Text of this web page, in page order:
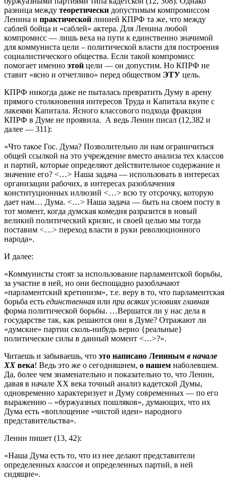
разница между теоретически допустимым компромиссом
Ленина и практической линией КПРФ та же, что между
саблей бойца и «саблей» актера. Для Ленина любой
компромисс — лишь веха на пути к единственно значимой
для коммуниста цели – политической власти для построения
социалистического общества. Если такой компромисс
помогает именно этой цели — он допустим. Но КПРФ не
ставит «ясно и отчетливо» перед обществом ЭТУ цель.
КПРФ никогда даже не пыталась превратить Думу в арену
прямого столкновения интересов Труда и Капитала вкупе с
лакеями Капитала. Ясного классового подхода фракция
КПРФ в Думе не проявила. А ведь Ленин писал (12,382 и
далее — 311):
«Что такое Гос. Дума? Позволительно ли нам ограничиться
общей ссылкой на это учреждение вместо анализа тех классов
и партий, которые определяют действительное содержание и
значение его? <…> Наша задача — использовать в интересах
организации рабочих, в интересах разоблачения
конституционных иллюзий <…> всю ту отсрочку, которую
дает нам… Дума. <…> Наша задача — быть на своем посту в
тот момент, когда думская комедия разразится в новый
великий политический кризис, и своей целью мы тогда
поставим <…> переход власти в руки революционного
народа».
И далее:
«Коммунисты стоят за использование парламентской борьбы,
за участие в ней, но они беспощадно разоблачают
«парламентский кретинизм», т.е. веру в то, что парламентская
борьба есть единственная или при всяких условиях главная
форма политической борьбы. …Вершатся ли у нас дела в
государстве так, как решаются они в Думе? Отражают ли
«думские» партии сколь-нибудь верно {реальные}
политические силы в данный момент <…>?».
Читаешь и забываешь, что это написано Лениным в начале
ХХ века! Ведь это же о сегодняшнем, о нашем наболевшем.
Да, более чем знаменательно и показательно то, что Ленин,
давая в начале ХХ века точный анализ кадетской Думы,
одновременно характеризует и Думу современных — по его
выражению – «буржуазных пошляков», думающих, что их
Дума есть «воплощение «чистой идеи» народного
представительства».
Ленин пишет (13, 42):
«Наша Дума есть то, что из нее делают представители
определенных классов и определенных партий, в ней
сидящие».